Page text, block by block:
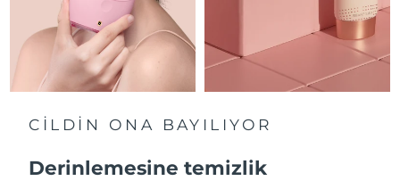
CİLDİN ONA BAYILIYOR
Derinlemesine temizlik
Hollanda
Tahmini teslim tarihi
10/08/2026
Yeni Zelanda
Tahmini teslim tarihi